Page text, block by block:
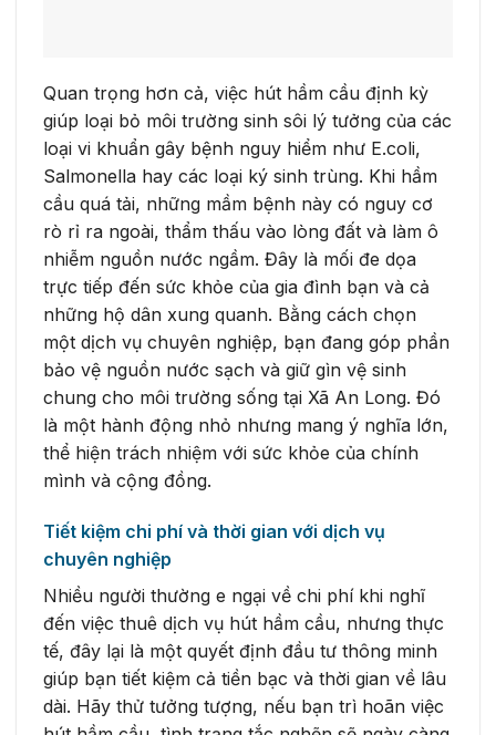
Quan trọng hơn cả, việc hút hầm cầu định kỳ
giúp loại bỏ môi trường sinh sôi lý tưởng của các
loại vi khuẩn gây bệnh nguy hiểm như E.coli,
Salmonella hay các loại ký sinh trùng. Khi hầm
cầu quá tải, những mầm bệnh này có nguy cơ
rò rỉ ra ngoài, thẩm thấu vào lòng đất và làm ô
nhiễm nguồn nước ngầm. Đây là mối đe dọa
trực tiếp đến sức khỏe của gia đình bạn và cả
những hộ dân xung quanh. Bằng cách chọn
một dịch vụ chuyên nghiệp, bạn đang góp phần
bảo vệ nguồn nước sạch và giữ gìn vệ sinh
chung cho môi trường sống tại Xã An Long. Đó
là một hành động nhỏ nhưng mang ý nghĩa lớn,
thể hiện trách nhiệm với sức khỏe của chính
mình và cộng đồng.
Tiết kiệm chi phí và thời gian với dịch vụ
chuyên nghiệp
Nhiều người thường e ngại về chi phí khi nghĩ
đến việc thuê dịch vụ hút hầm cầu, nhưng thực
tế, đây lại là một quyết định đầu tư thông minh
giúp bạn tiết kiệm cả tiền bạc và thời gian về lâu
dài. Hãy thử tưởng tượng, nếu bạn trì hoãn việc